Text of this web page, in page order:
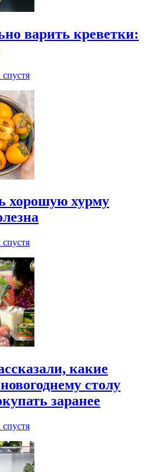
варить креветки:
спустя
хорошую хурму
спустя
какие
столу
заранее
спустя